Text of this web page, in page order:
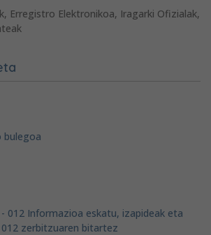
Erregistro Elektronikoa, Iragarki Ofizialak,
bulegoa
012 Informazioa eskatu, izapideak eta
zerbitzuaren bitartez